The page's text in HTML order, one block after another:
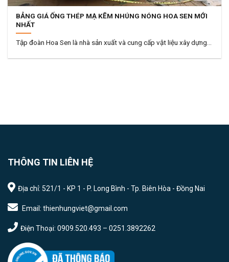
BẢNG GIÁ ỐNG THÉP MẠ KẼM NHÚNG NÓNG HOA SEN MỚI
NHẤT
Tập đoàn Hoa Sen là nhà sản xuất và cung cấp vật liệu xây dựng...
THÔNG TIN LIÊN HỆ
Địa chỉ: 521/1 - KP 1 - P. Long Bình - Tp. Biên Hòa - Đồng Nai
Email: thienhungviet@gmail.com
Điện Thoại: 0909.520.493 – 0251.3892262